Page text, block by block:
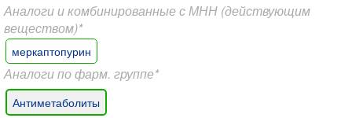
Аналоги и комбинированные с МНН (действующим
веществом)*
меркаптопурин
Аналоги по фарм. группе*
Антиметаболиты